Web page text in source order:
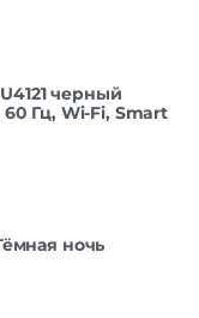
черный
Гц, Wi-Fi, Smart
ночь